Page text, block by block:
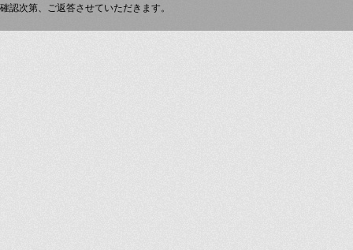
確認次第、ご返答させていただきます。